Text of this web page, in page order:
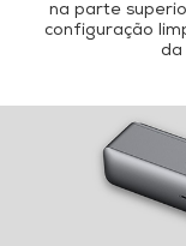
na parte
configuração
da